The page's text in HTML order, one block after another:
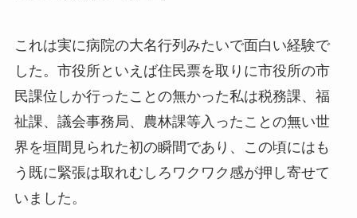
これは実に病院の大名行列みたいで面白い経験で
した。市役所といえば住民票を取りに市役所の市
民課位しか行ったことの無かった私は税務課、福
祉課、議会事務局、農林課等入ったことの無い世
界を垣間見られた初の瞬間であり、この頃にはも
う既に緊張は取れむしろワクワク感が押し寄せて
いました。